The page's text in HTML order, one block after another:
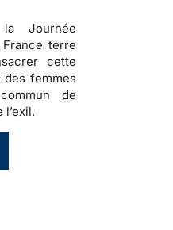
Journée
terre
cette
femmes
de
l’exil.